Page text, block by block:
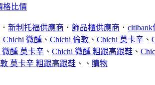
格比價
． 新制托福供應商 ． 飾品櫃供應商 ． citibank
Chichi 微醺 、 Chichi 倫敦 、 Chichi 莫卡辛 、
微醺 莫卡辛 、 Chichi 微醺 粗跟高跟鞋 、
莫卡辛 粗跟高跟鞋 、、 購物